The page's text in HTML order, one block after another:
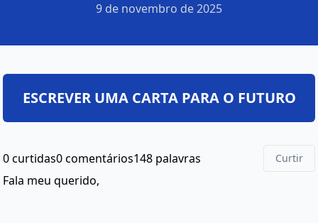
9 de novembro de 2025
0 curtidas0 comentários148 palavras Curtir
Fala meu querido,
ESCREVER UMA CARTA PARA O FUTURO